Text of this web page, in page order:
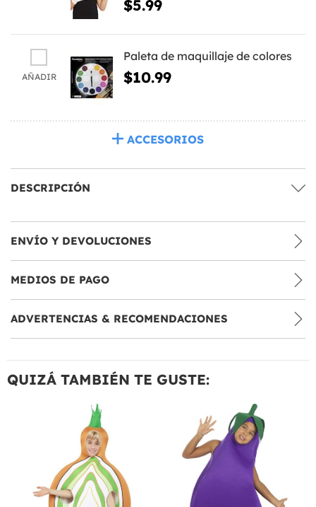
$5.99
AÑADIR
Paleta de maquillaje de colores
$10.99
ACCESORIOS
DESCRIPCIÓN
ENVÍO Y DEVOLUCIONES
MEDIOS DE PAGO
ADVERTENCIAS & RECOMENDACIONES
QUIZÁ TAMBIÉN TE GUSTE: